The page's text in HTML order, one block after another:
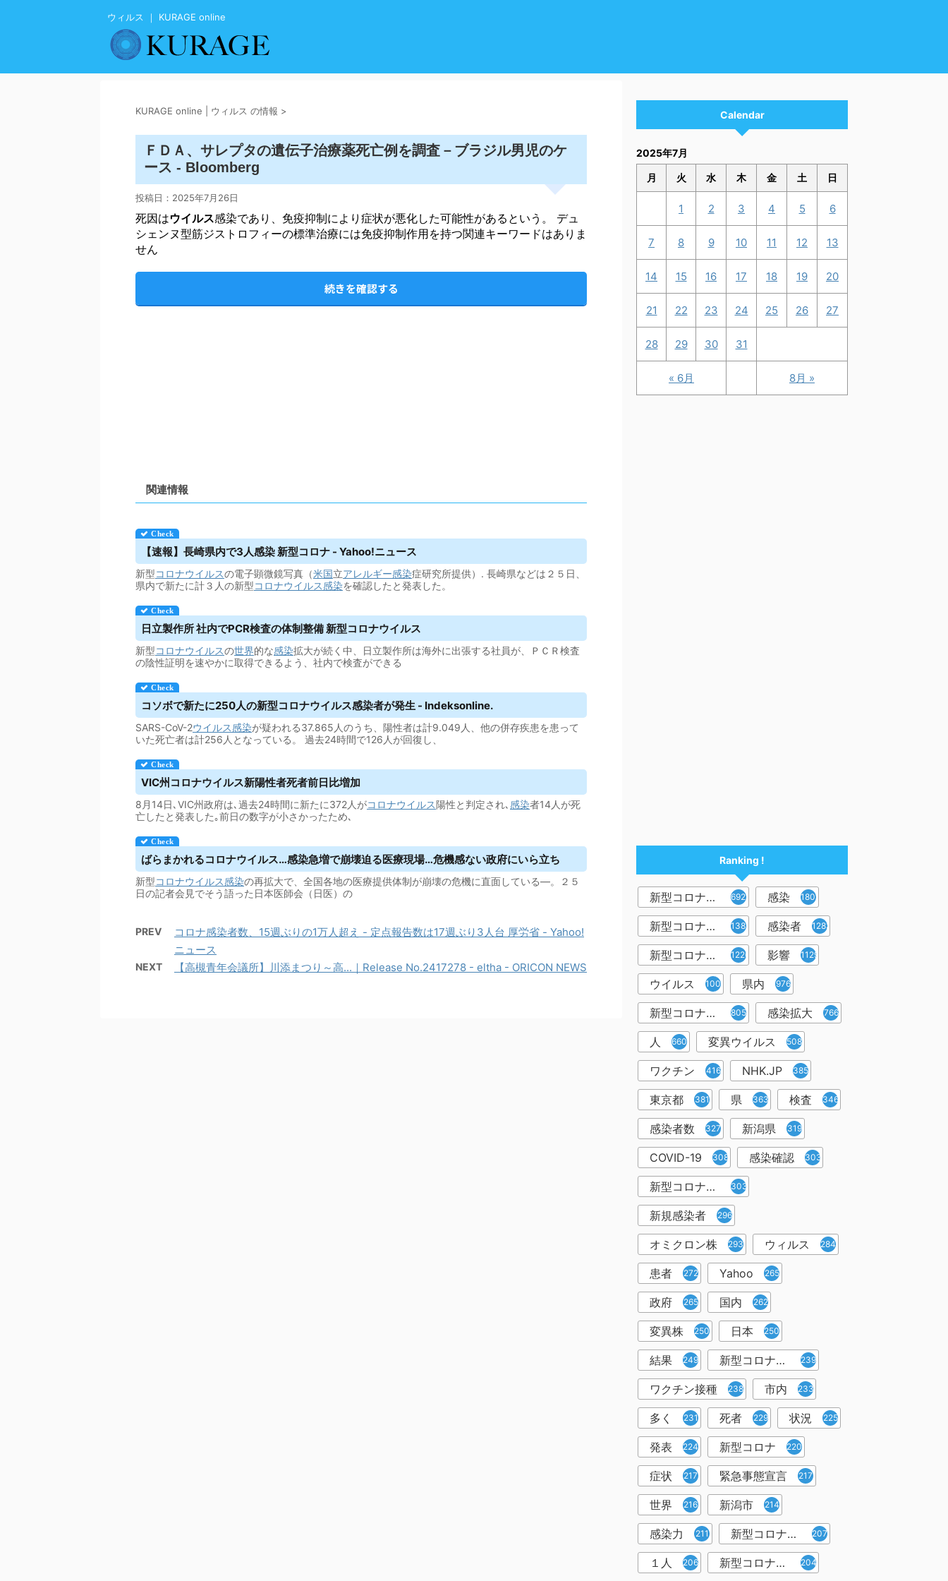
ウィルス ｜ KURAGE online
KURAGE online | ウィルス の情報 >
ＦＤＡ、サレプタの遺伝子治療薬死亡例を調査－ブラジル男児のケ
ース - Bloomberg
投稿日： 2025年7月26日
死因はウイルス感染であり、免疫抑制により症状が悪化した可能性があるという。 デュ
シェンヌ型筋ジストロフィーの標準治療には免疫抑制作用を持つ関連キーワードはありま
せん
続きを確認する
関連情報
【速報】長崎県内で3人感染 新型コロナ - Yahoo!ニュース
新型コロナウイルスの電子顕微鏡写真（米国立アレルギー感染症研究所提供）. 長崎県などは２５日、
県内で新たに計３人の新型コロナウイルス感染を確認したと発表した。
日立製作所 社内でPCR検査の体制整備 新型コロナウイルス
新型コロナウイルスの世界的な感染拡大が続く中、日立製作所は海外に出張する社員が、ＰＣＲ検査
の陰性証明を速やかに取得できるよう、社内で検査ができる
コソボで新たに250人の新型コロナウイルス感染者が発生 - Indeksonline.
SARS-CoV-2ウイルス感染が疑われる37.865人のうち、陽性者は計9.049人、他の併存疾患を患って
いた死亡者は計256人となっている。 過去24時間で126人が回復し、
VIC州コロナウイルス新陽性者死者前日比増加
8月14日､VIC州政府は､過去24時間に新たに372人がコロナウイルス陽性と判定され､ 感染者14人が死
亡したと発表した｡前日の数字が小さかったため､
ばらまかれるコロナウイルス…感染急増で崩壊迫る医療現場…危機感ない政府にいら立ち
新型コロナウイルス感染の再拡大で、全国各地の医療提供体制が崩壊の危機に直面している―。２５
日の記者会見でそう語った日本医師会（日医）の
PREV
コロナ感染者数、15週ぶりの1万人超え - 定点報告数は17週ぶり3人台 厚労省 - Yahoo!
ニュース
NEXT 【高槻青年会議所】川添まつり～高...｜Release No.2417278 - eltha - ORICON NEWS
Calendar
2025年7月
月 火 水 木 金 土 日
« 6月 8月 »
1 2 3 4 5 6
7 8 9 10 11 12 13
14 15 16 17 18 19 20
21 22 23 24 25 26 27
28 29 30 31
Ranking !
新型コロナウイルス 6921 感染 1809
新型コロナウィルス 1382 感染者 1283
新型コロナウイルス感染症 1226 影響 1129
ウイルス 1001 県内 976
新型コロナウイルス感染 805 感染拡大 766
人 660 変異ウイルス 508
ワクチン 416 NHK.JP 385
東京都 381 県 363 検査 346
感染者数 327 新潟県 319
COVID-19 308 感染確認 303
新型コロナウィルス感染症 303
新規感染者 296
オミクロン株 293 ウィルス 284
患者 272 Yahoo 265
政府 265 国内 262
変異株 250 日本 250
結果 249 新型コロナウイルスワクチン 239
ワクチン接種 238 市内 233
多く 231 死者 229 状況 225
発表 224 新型コロナ 220
症状 217 緊急事態宣言 217
世界 216 新潟市 214
感染力 211 新型コロナウイルス感染者 207
１人 206 新型コロナウイルス対策 204